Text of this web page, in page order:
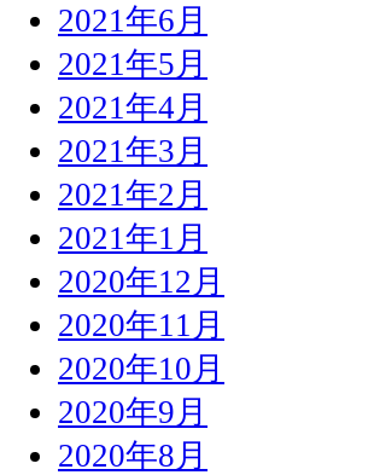
2021年6月
2021年5月
2021年4月
2021年3月
2021年2月
2021年1月
2020年12月
2020年11月
2020年10月
2020年9月
2020年8月